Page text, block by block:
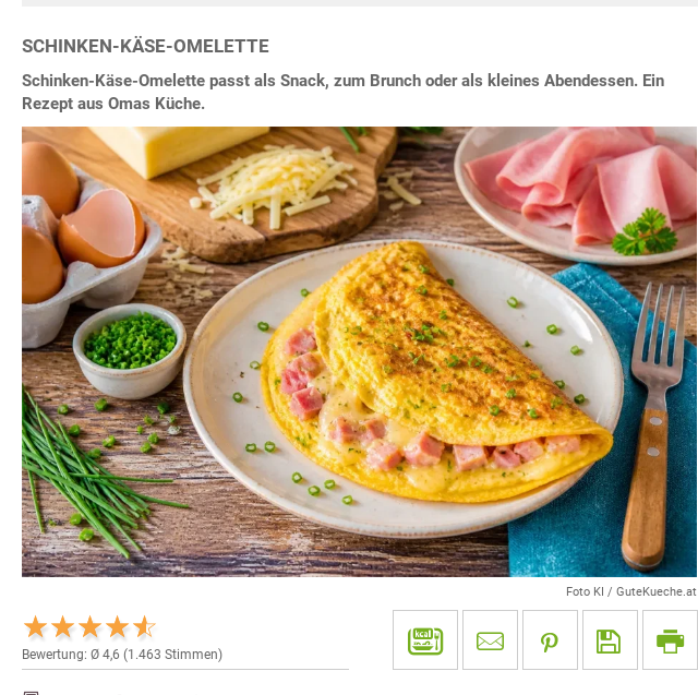
SCHINKEN-KÄSE-OMELETTE
Schinken-Käse-Omelette passt als Snack, zum Brunch oder als kleines Abendessen. Ein
Rezept aus Omas Küche.
Foto KI / GuteKueche.at
Bewertung: Ø 4,6 (1.463 Stimmen)